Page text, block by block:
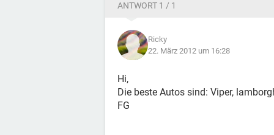
ANTWORT 1 / 1
Ricky
22. März 2012 um 16:28
Hi,
Die beste Autos sind: Viper,
FG